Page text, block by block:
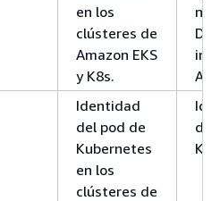
en los
clústeres de
Amazon EKS
y K8s.
Identidad
del pod de
Kubernetes
en los
clústeres de
del